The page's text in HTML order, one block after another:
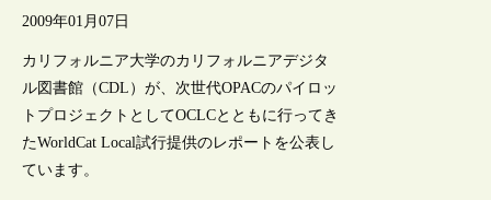
2009年01月07日
カリフォルニア大学のカリフォルニアデジタ
ル図書館（CDL）が、次世代OPACのパイロッ
トプロジェクトとしてOCLCとともに行ってき
たWorldCat Local試行提供のレポートを公表し
ています。